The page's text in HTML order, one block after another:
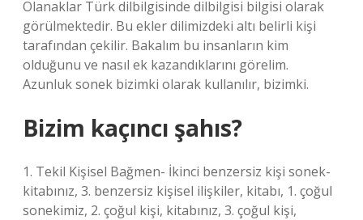
Olanaklar Türk dilbilgisinde dilbilgisi bilgisi olarak
görülmektedir. Bu ekler dilimizdeki altı belirli kişi
tarafından çekilir. Bakalım bu insanların kim
olduğunu ve nasıl ek kazandıklarını görelim.
Azunluk sonek bizimki olarak kullanılır, bizimki.
Bizim kaçıncı şahıs?
1. Tekil Kişisel Bağmen- İkinci benzersiz kişi sonek-
kitabınız, 3. benzersiz kişisel ilişkiler, kitabı, 1. çoğul
sonekimiz, 2. çoğul kişi, kitabınız, 3. çoğul kişi,